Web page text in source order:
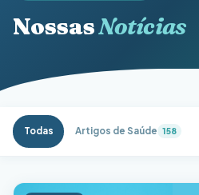
NossasNotícias
Todas Artigos de Saúde 158